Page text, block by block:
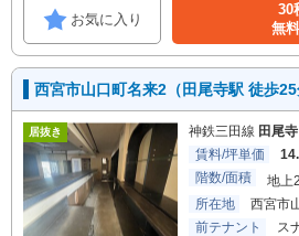
お気に入り
30
無
西宮市山口町名来2（田尾寺駅 徒歩
居抜き 神鉄三田線 田尾寺
賃料/坪単価
階数/面積
地上
所在地
西宮市
前テナント
ス